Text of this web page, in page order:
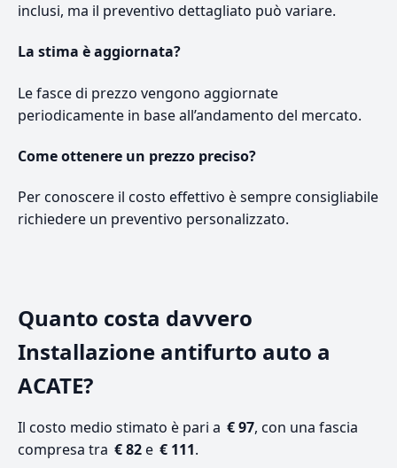
inclusi, ma il preventivo dettagliato può variare.
La stima è aggiornata?
Le fasce di prezzo vengono aggiornate
periodicamente in base all’andamento del mercato.
Come ottenere un prezzo preciso?
Per conoscere il costo effettivo è sempre consigliabile
richiedere un preventivo personalizzato.
Quanto costa davvero
Installazione antifurto auto a
ACATE?
Il costo medio stimato è pari a € 97, con una fascia
compresa tra € 82e € 111.